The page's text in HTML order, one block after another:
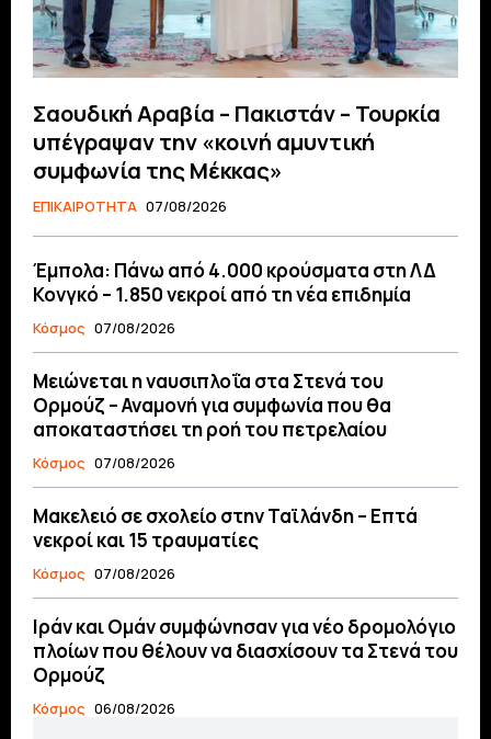
Σαουδική Αραβία – Πακιστάν – Τουρκία
υπέγραψαν την «κοινή αμυντική
συμφωνία της Μέκκας»
ΕΠΙΚΑΙΡΟΤΗΤΑ 07/08/2026
Έμπολα: Πάνω από 4.000 κρούσματα στη ΛΔ
Κονγκό – 1.850 νεκροί από τη νέα επιδημία
Κόσμος 07/08/2026
Μειώνεται η ναυσιπλοΐα στα Στενά του
Ορμούζ – Αναμονή για συμφωνία που θα
αποκαταστήσει τη ροή του πετρελαίου
Κόσμος 07/08/2026
Μακελειό σε σχολείο στην Ταϊλάνδη – Επτά
νεκροί και 15 τραυματίες
Κόσμος 07/08/2026
Ιράν και Ομάν συμφώνησαν για νέο δρομολόγιο
πλοίων που θέλουν να διασχίσουν τα Στενά του
Ορμούζ
Κόσμος 06/08/2026